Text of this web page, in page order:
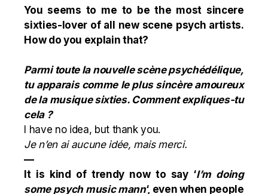
You seems to me to be the most sincere
sixties-lover of all new scene psych artists.
How do you explain that?
Parmi toute la nouvelle scène psychédélique,
tu apparais comme le plus sincère amoureux
de la musique sixties. Comment expliques-tu
cela ?
I have no idea, but thank you.
Je n’en ai aucune idée, mais merci.
—
It is kind of trendy now to say ‘I’m doing
some psych music mann‘, even when people